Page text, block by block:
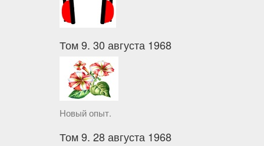
Том 9. 30 августа 1968
Новый опыт.
Том 9. 28 августа 1968